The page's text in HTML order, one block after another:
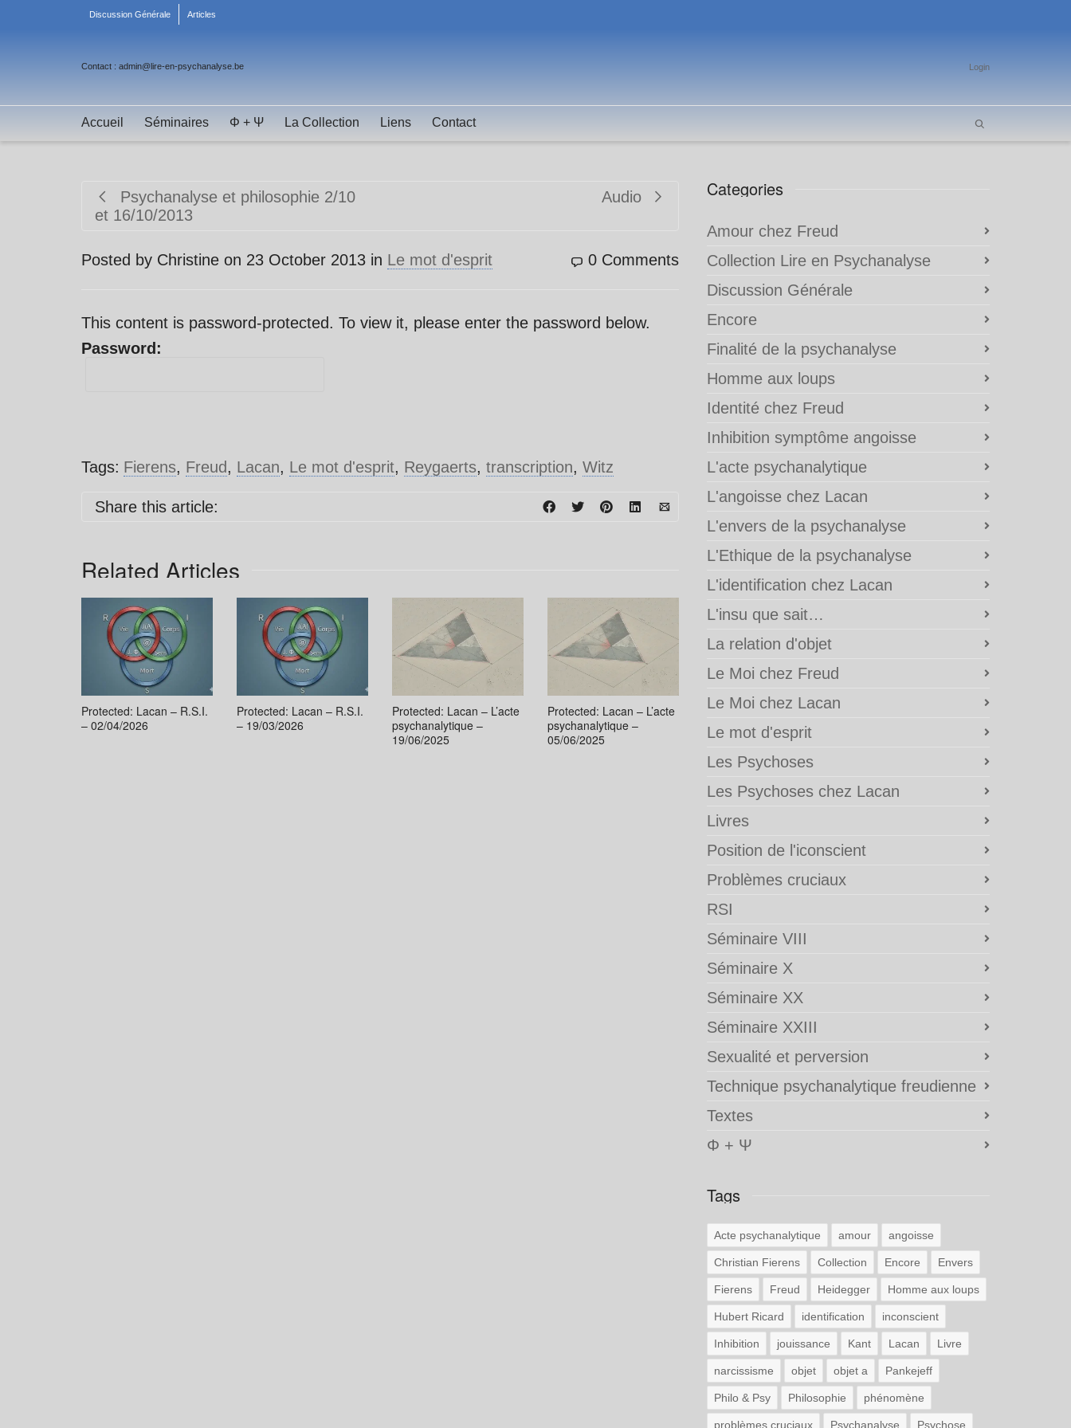
Discussion Générale Articles
Contact : admin@lire-en-psychanalyse.be Login
Accueil Séminaires Φ + Ψ La Collection Liens Contact
Psychanalyse et philosophie 2/10
et 16/10/2013
Audio
Posted by Christine on 23 October 2013 in Le mot d'esprit 0 Comments
This content is password-protected. To view it, please enter the password below.
Password:
Tags: Fierens, Freud, Lacan, Le mot d'esprit, Reygaerts, transcription, Witz
Share this article:
Related Articles
Protected: Lacan – R.S.I.
– 02/04/2026
Protected: Lacan – R.S.I.
– 19/03/2026
Protected: Lacan – L’acte
psychanalytique –
19/06/2025
Protected: Lacan – L’acte
psychanalytique –
05/06/2025
Categories
Amour chez Freud
Collection Lire en Psychanalyse
Discussion Générale
Encore
Finalité de la psychanalyse
Homme aux loups
Identité chez Freud
Inhibition symptôme angoisse
L'acte psychanalytique
L'angoisse chez Lacan
L'envers de la psychanalyse
L'Ethique de la psychanalyse
L'identification chez Lacan
L'insu que sait…
La relation d'objet
Le Moi chez Freud
Le Moi chez Lacan
Le mot d'esprit
Les Psychoses
Les Psychoses chez Lacan
Livres
Position de l'iconscient
Problèmes cruciaux
RSI
Séminaire VIII
Séminaire X
Séminaire XX
Séminaire XXIII
Sexualité et perversion
Technique psychanalytique freudienne
Textes
Φ + Ψ
Tags
Acte psychanalytique amour angoisse
Christian Fierens Collection Encore Envers
Fierens Freud Heidegger Homme aux loups
Hubert Ricard identification inconscient
Inhibition jouissance Kant Lacan Livre
narcissisme objet objet a Pankejeff
Philo & Psy Philosophie phénomène
problèmes cruciaux Psychanalyse Psychose